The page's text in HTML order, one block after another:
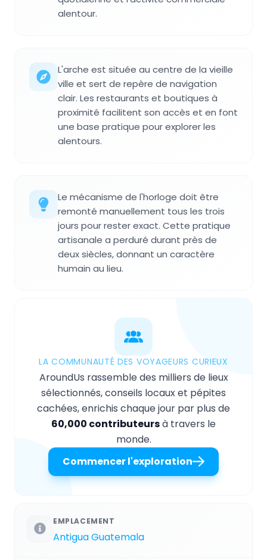
alentour.
L'arche est située au centre de la vieille
ville et sert de repère de navigation
clair. Les restaurants et boutiques à
proximité facilitent son accès et en font
une base pratique pour explorer les
alentours.
Le mécanisme de l'horloge doit être
remonté manuellement tous les trois
jours pour rester exact. Cette pratique
artisanale a perduré durant près de
deux siècles, donnant un caractère
humain au lieu.
LA COMMUNAUTÉ DES VOYAGEURS CURIEUX
AroundUs rassemble des milliers de lieux
sélectionnés, conseils locaux et pépites
cachées, enrichis chaque jour par plus de
60,000 contributeursà travers le
monde.
Commencer l'exploration
EMPLACEMENT
Antigua Guatemala